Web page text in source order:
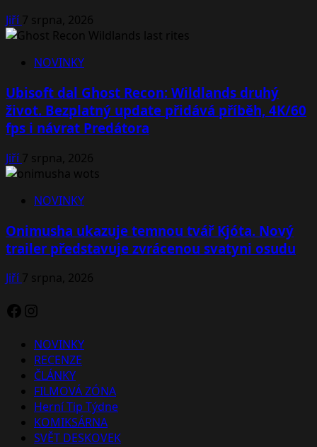
Jiří7 srpna, 2026
NOVINKY
Ubisoft dal Ghost Recon: Wildlands druhý
život. Bezplatný update přidává příběh, 4K/60
fps i návrat Predátora
Jiří7 srpna, 2026
NOVINKY
Onimusha ukazuje temnou tvář Kjóta. Nový
trailer představuje zvrácenou svatyni osudu
Jiří7 srpna, 2026
Facebook
Instagram
NOVINKY
RECENZE
ČLÁNKY
FILMOVÁ ZÓNA
Herní Tip Týdne
KOMIKSÁRNA
SVĚT DESKOVEK